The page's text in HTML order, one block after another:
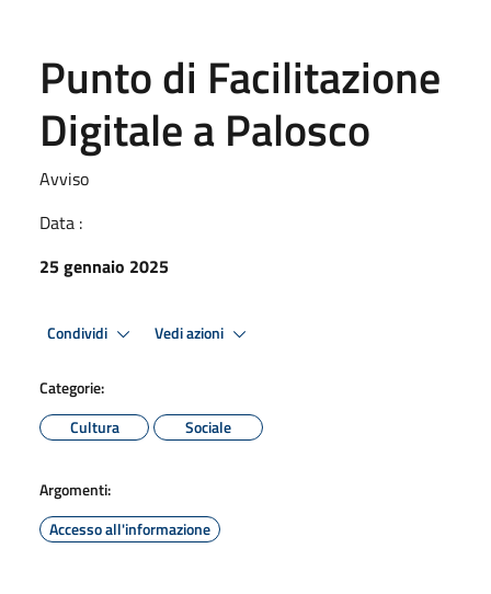
Punto di Facilitazione
Digitale a Palosco
Avviso
Data :
25 gennaio 2025
Condividi Vedi azioni
Categorie:
Cultura
Sociale
Argomenti:
Accesso all'informazione